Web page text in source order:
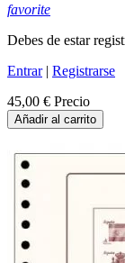
favorite
Debes de estar
Entrar| Registrarse
45,00 € Precio
Añadir al carrito